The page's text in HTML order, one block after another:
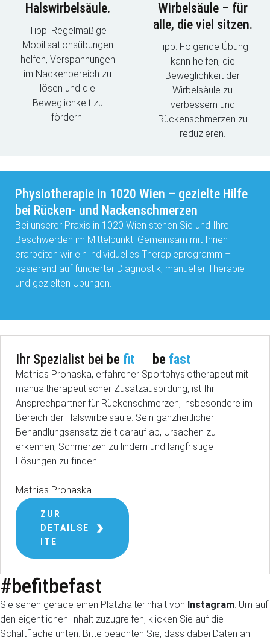
Halswirbelsäule.
Tipp: Regelmäßige
Mobilisationsübungen
helfen, Verspannungen
im Nackenbereich zu
lösen und die
Beweglichkeit zu
fördern.
Wirbelsäule – für
alle, die viel sitzen.
Tipp: Folgende Übung
kann helfen, die
Beweglichkeit der
Wirbelsäule zu
verbessern und
Rückenschmerzen zu
reduzieren.
Physiotherapie in 1020 Wien – gezielte Hilfe
bei Rücken- und Nackenschmerzen
Bei unserer Praxis in 1020 Wien stehen Sie und Ihre
Beschwerden im Mittelpunkt. Gemeinsam mit Ihnen
erarbeiten wir ein individuelles Therapieprogramm –
basierend auf fundierter Diagnostik, manueller Therapie
und gezielten Übungen.
Ihr Spezialist bei be fit be fast
Mathias Prohaska, erfahrener Sportphysiotherapeut mit
manualtherapeutischer Zusatzausbildung, ist Ihr
Ansprechpartner für Rückenschmerzen, insbesondere im
Bereich der Halswirbelsäule. Sein ganzheitlicher
Behandlungsansatz zielt darauf ab, Ursachen zu
erkennen, Schmerzen zu lindern und langfristige
Lösungen zu finden.
Mathias Prohaska
ZUR
DETAILSE
ITE
#befitbefast
Sie sehen gerade einen Platzhalterinhalt von Instagram. Um auf
den eigentlichen Inhalt zuzugreifen, klicken Sie auf die
Schaltfläche unten. Bitte beachten Sie, dass dabei Daten an